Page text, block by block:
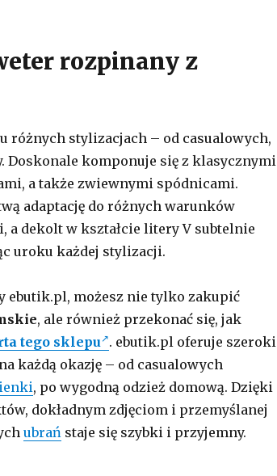
rozpinany z
różnych stylizacjach – od casualowych,
Doskonale komponuje się z klasycznymi
a także zwiewnymi spódnicami.
adaptację do różnych warunków
a dekolt w kształcie litery V subtelnie
uroku każdej stylizacji.
ebutik.pl, możesz nie tylko zakupić
, ale również przekonać się, jak
tego sklepu . ebutik.pl oferuje szeroki
każdą okazję – od casualowych
, po wygodną odzież domową. Dzięki
dokładnym zdjęciom i przemyślanej
ubraństaje się szybki i przyjemny.